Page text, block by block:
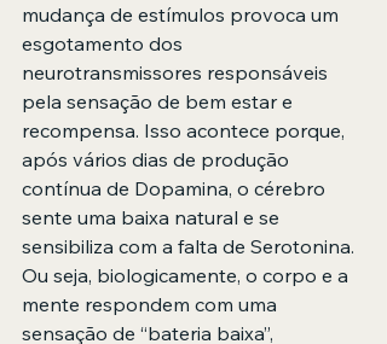
mudança de estímulos provoca um
esgotamento dos
neurotransmissores responsáveis
pela sensação de bem estar e
recompensa. Isso acontece porque,
após vários dias de produção
contínua de Dopamina, o cérebro
sente uma baixa natural e se
sensibiliza com a falta de Serotonina.
Ou seja, biologicamente, o corpo e a
mente respondem com uma
sensação de “bateria baixa”,